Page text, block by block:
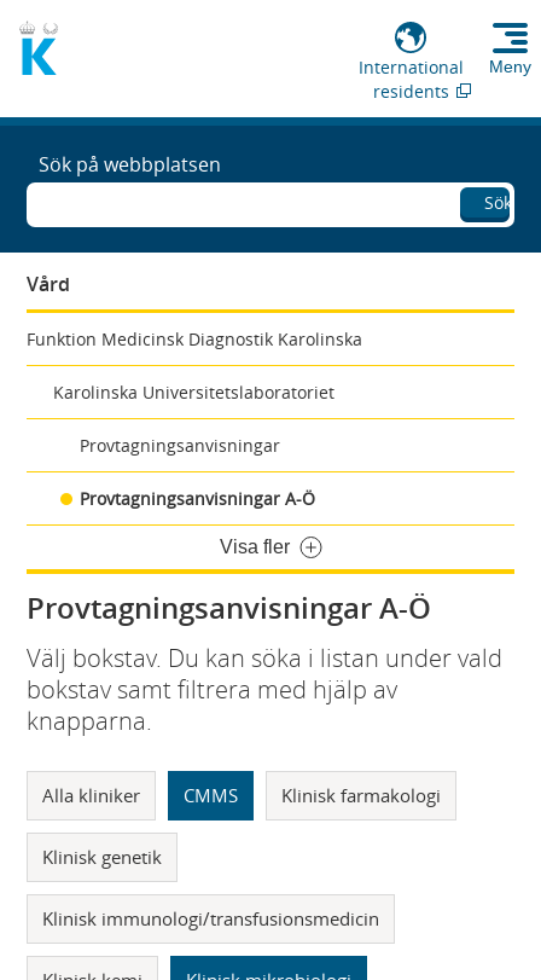
International
residents
Meny
Sök på webbplatsen
Sök
Vård
Funktion Medicinsk Diagnostik Karolinska
Karolinska Universitetslaboratoriet
Provtagningsanvisningar
Provtagningsanvisningar A-Ö
Visa fler
Provtagningsanvisningar A-Ö
Välj bokstav. Du kan söka i listan under vald
bokstav samt filtrera med hjälp av
knapparna.
Alla kliniker CMMS Klinisk farmakologi
Klinisk genetik
Klinisk immunologi/transfusionsmedicin